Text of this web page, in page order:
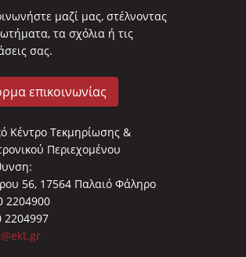
μαζί μας, στέλνοντας
τα σχόλια ή τις
σας.
επικοινωνίας
Κέντρο Τεκμηρίωσης &
Περιεχομένου
56, 17564 Παλαιό Φάληρο
2204900
2204997